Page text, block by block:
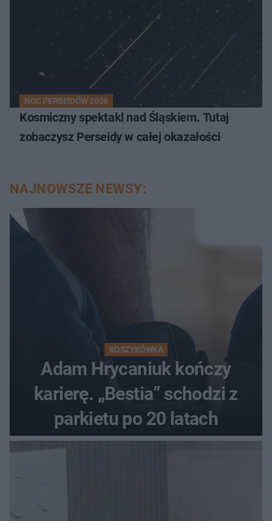
NOC PERSEIDÓW 2026
Kosmiczny spektakl nad Śląskiem. Tutaj
zobaczysz Perseidy w całej okazałości
NAJNOWSZE NEWSY:
KOSZYKÓWKA
Adam Hrycaniuk kończy
karierę. „Bestia” schodzi z
parkietu po 20 latach